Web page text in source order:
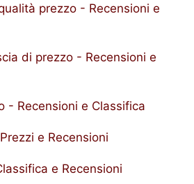
prezzo - Recensioni e
di prezzo - Recensioni e
- Recensioni e Classifica
e Recensioni
e Recensioni